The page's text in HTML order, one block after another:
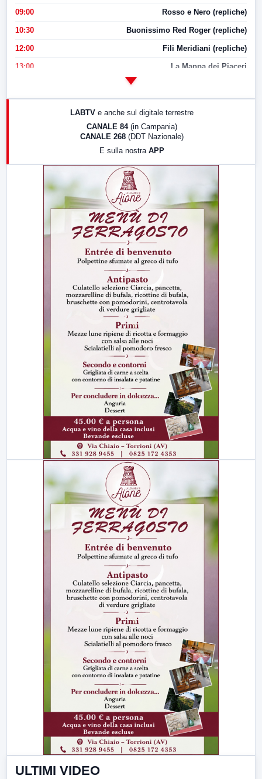
09:00 Rosso e Nero (repliche)
10:30 Buonissimo Red Roger (repliche)
12:00 Fili Meridiani (repliche)
13:00 La Mappa dei Piaceri
LABTV e anche sul digitale terrestre
CANALE 84 (in Campania)
CANALE 268 (DDT Nazionale)
E sulla nostra APP
ULTIMI VIDEO